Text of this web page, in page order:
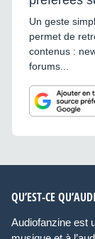
Un geste
permet de
contenus :
forums...
QU’EST-CE
Audiofanzine est